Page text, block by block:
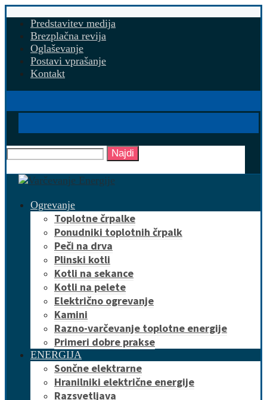
Predstavitev medija
Brezplačna revija
Oglaševanje
Postavi vprašanje
Kontakt
Najdi
Ogrevanje
Toplotne črpalke
Ponudniki toplotnih črpalk
Peči na drva
Plinski kotli
Kotli na sekance
Kotli na pelete
Električno ogrevanje
Kamini
Razno-varčevanje toplotne energije
Primeri dobre prakse
ENERGIJA
Sončne elektrarne
Hranilniki električne energije
Razsvetljava